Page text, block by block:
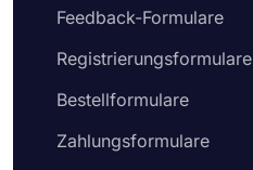
Feedback-Formulare
Registrierungsformulare
Bestellformulare
Zahlungsformulare